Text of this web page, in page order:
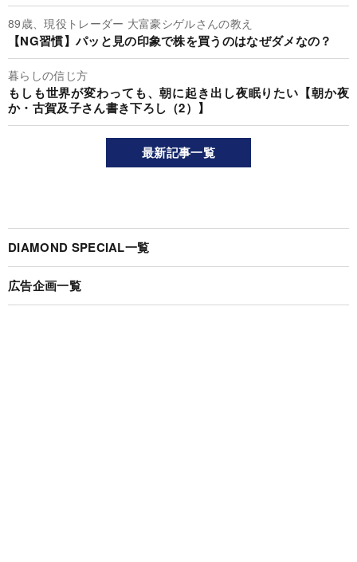
89歳、現役トレーダー 大富豪シゲルさんの教え
【NG習慣】パッと見の印象で株を買うのはなぜダメなの？
暮らしの信じ方
もしも世界が変わっても、朝に起き出し夜眠りたい【朝か夜
か・古賀及子さん書き下ろし（2）】
最新記事一覧
DIAMOND SPECIAL一覧
広告企画一覧